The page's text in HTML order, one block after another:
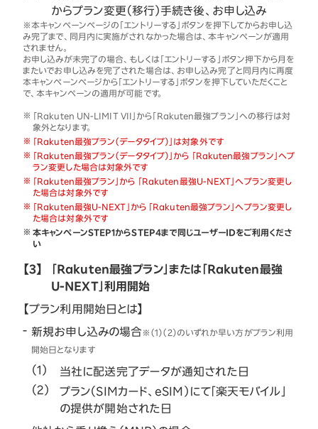
からプラン変更（移行）手続き後、お申し込み
※本キャンペーンページの「エントリーする」ボタンを押下してからお申し込
み完了まで、同月内に実施がされなかった場合は、本キャンペーンが適用
されません。
お申し込みが未完了の場合、もしくは「エントリーする」ボタン押下から月を
またいでお申し込みを完了された場合は、お申し込み完了と同月内に再度
本キャンペーンページから「エントリーする」ボタンを押下していただくこと
で、本キャンペーンの適用が可能です。
「Rakuten UN-LIMIT VII」から「Rakuten最強プラン」への移行は対
象外となります。
「Rakuten最強プラン（データタイプ）」は対象外です
「Rakuten最強プラン（データタイプ）」から 「Rakuten最強プラン」へプ
ラン変更した場合は対象外です
「Rakuten最強プラン」から 「Rakuten最強U-NEXT」へプラン変更し
た場合は対象外です
「Rakuten最強U-NEXT」から 「Rakuten最強プラン」へプラン変更し
た場合は対象外です
本キャンペーンSTEP1からSTEP4まで同じユーザーIDをご利用くださ
い
【3】
「Rakuten最強プラン」または「Rakuten最強
U-NEXT」利用開始
【プラン利用開始日とは】
新規お申し込みの場合 ※（1）（2）のいずれか早い方がプラン利用
開始日となります
当社に配送完了データが通知された日
プラン（SIMカード、eSIM）にて「楽天モバイル」
の提供が開始された日